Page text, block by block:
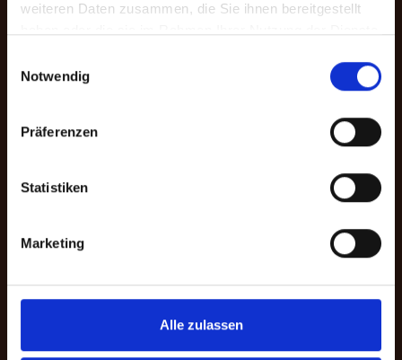
weiteren Daten zusammen, die Sie ihnen bereitgestellt
Notwendig
Präferenzen
Statistiken
Marketing
Alle zulassen
Mit Ihrer Online-Spende unterstützen
Sie Menschen in Not. Sie haben die
und einer zweckgebundenen Spende